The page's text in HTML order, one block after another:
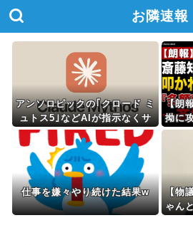
お隣速報
アンソロピックの｢クロード ミ
ュトス5｣などAIが指示なくサ
イバー攻撃 性能評価試験中に
人になりすまし偽のメッセージ
を送るなど
【朗
拗に
県民
用が
仕事を嫌々やり続けた結果w
【物
ゃん